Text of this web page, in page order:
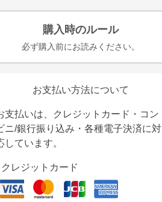
購入時のルール
必ず購入前にお読みください。
お支払い方法について
支払いは、クレジットカード・コン
ニ/銀行振り込み・各種電子決済に対
しています。
クレジットカード